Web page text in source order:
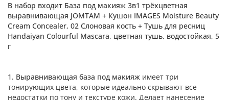
В набор входит База под макияж 3в1 трёхцветная
выравнивающая JOMTAM + Кушон IMAGES Moisture Beauty
Cream Concealer, 02 Слоновая кость + Тушь для ресниц
Handaiyan Colourful Mascara, цветная тушь, водостойкая, 5
г
1. Выравнивающая база под макияж имеет три
тонирующих цвета, которые идеально скрывают все
недостатки по тону и текстуре кожи. Делает нанесение